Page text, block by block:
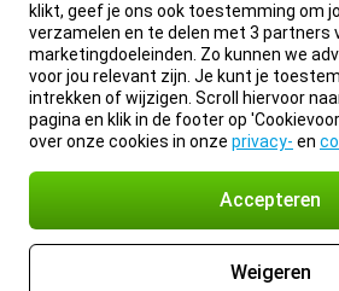
klikt, geef je ons ook toestemming om
verzamelen en te delen met 3 partners
marketingdoeleinden. Zo kunnen we
voor jou relevant zijn. Je kunt je
intrekken of wijzigen. Scroll hiervoor
pagina en klik in de footer op
over onze cookies in onze privacy- en
Accepteren
Weigeren